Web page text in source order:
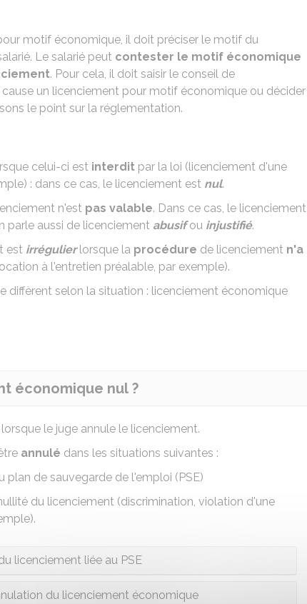
motif économique, il doit préciser le motif du
Le salarié peut contester le motif économique
. Pour cela, il doit saisir le conseil de
un licenciement pour motif économique ou décider
le point sur la réglementation.
celui-ci est interdit par la loi (licenciement d'une
: dans ce cas, le licenciement est nul.
n'est pas valable. Dans ce cas, le licenciement
parle aussi de licenciement abusifou injustifié.
est irrégulierlorsque la procédure de licenciement n'a
à l'entretien préalable, par exemple).
diffèrent selon la situation : licenciement économique
économique nul ?
le juge annule le licenciement.
annulé dans les situations suivantes :
plan de sauvegarde de l'emploi (PSE)
du licenciement (discrimination, violation d'une
licenciement liée au PSE
du licenciement économique